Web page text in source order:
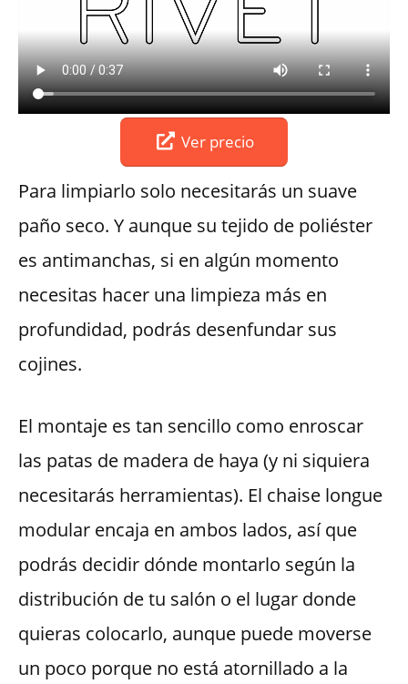
Ver precio
Para limpiarlo solo necesitarás un suave
paño seco. Y aunque su tejido de poliéster
es antimanchas, si en algún momento
necesitas hacer una limpieza más en
profundidad, podrás desenfundar sus
cojines.
El montaje es tan sencillo como enroscar
las patas de madera de haya (y ni siquiera
necesitarás herramientas). El chaise longue
modular encaja en ambos lados, así que
podrás decidir dónde montarlo según la
distribución de tu salón o el lugar donde
quieras colocarlo, aunque puede moverse
un poco porque no está atornillado a la